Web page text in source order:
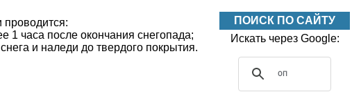
1 часа после окончания снегопада;
и наледи до твердого покрытия.
ПОИСК ПО САЙТУ
Искать через Google: